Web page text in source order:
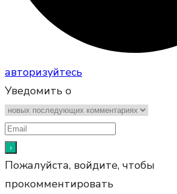
авторизуйтесь
Уведомить о
Пожалуйста, войдите, чтобы
прокомментировать